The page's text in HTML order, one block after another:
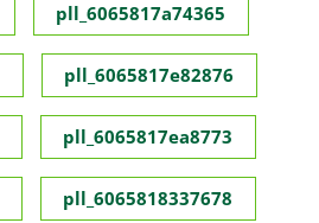
pll_6065817a74365
pll_6065817e82876
pll_6065817ea8773
pll_6065818337678